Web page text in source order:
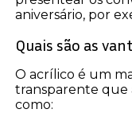
aniversário, por
Quais são as
O acrílico é um
transparente que
como: